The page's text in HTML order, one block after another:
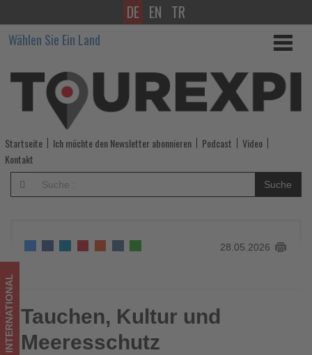
Tauchen,
Kultur
und
Meeresschutz
-
Wissen,
was
Tourismus
los
ist!
DE EN TR
Wählen Sie Ein Land
Startseite Ich möchte den Newsletter abonnieren Podcast
Video
Kontakt
Suche
28.05.2026
Tauchen, Kultur und Meeresschutz
INTERNATIONAL Tauchen, Kultur und
Meeresschutz